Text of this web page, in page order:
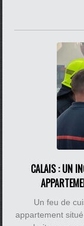
CALAIS : UN
Un feu de
appartement